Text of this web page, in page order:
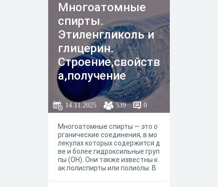
Многоатомные
спирты.
Этиленгликоль и
глицерин.
Строение,свойств
а,получение
14.11.2025 539 0
Многоатомные спирты — это о
рганические соединения, в мо
лекулах которых содержится д
ве и более гидроксильные груп
пы (OH). Они также известны к
ак полиспирты или полиолы. В